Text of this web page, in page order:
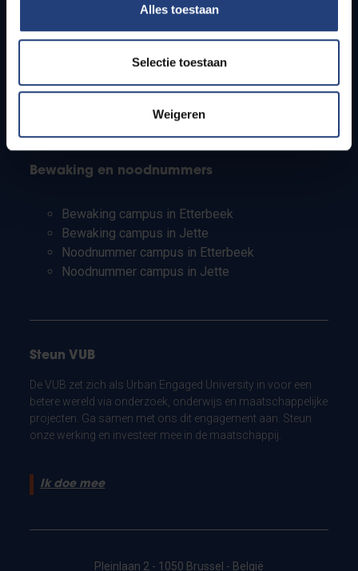
Alles toestaan
Selectie toestaan
Weigeren
Studenten
PhD-studenten
Leerkrachten en secundaire scholen
Bewaking en noodnummers
Bewaking campus in Etterbeek
Bewaking campus in Jette
Noodnummer campus in Etterbeek
Noodnummer campus in Jette
Steun VUB
De VUB zet zich als Urban Engaged University in voor een
betere wereld via onderzoek, onderwijs en maatschappelijke
projecten. Ga samen met ons dit engagement aan. Steun
onze werking en investeer mee in de maatschappij.
Ik doe mee
Pleinlaan 2 - 1050 Brussel - België